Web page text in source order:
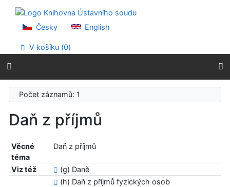
Přejít na menu
Prohlášení o webové přístupnosti
Česky English
V košíku (0)
Počet záznamů: 1
Daň z příjmů
Věcné
téma
Daň z příjmů
Viz též
(g) Daně
(h) Daň z příjmů fyzických osob